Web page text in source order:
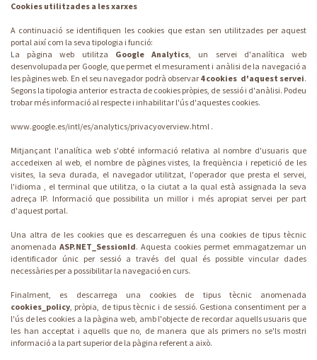
Cookies utilitzades a les xarxes
A continuació se identifiquen les cookies que estan sen utilitzades per aquest
portal així com la seva tipologia i funció:
La pàgina web utilitza Google Analytics, un servei d'analítica web
desenvolupada per Google, que permet el mesurament i anàlisi de la navegació a
les pàgines web. En el seu navegador podrà observar 4 cookies d'aquest servei.
Segons la tipologia anterior es tracta de cookies pròpies, de sessió i d'anàlisi. Podeu
trobar més informació al respecte i inhabilitar l'ús d'aquestes cookies.
www.google.es/intl/es/analytics/privacyoverview.html .
Mitjançant l'analítica web s'obté informació relativa al nombre d'usuaris que
accedeixen al web, el nombre de pàgines vistes, la freqüència i repetició de les
visites, la seva durada, el navegador utilitzat, l'operador que presta el servei,
l'idioma , el terminal que utilitza, o la ciutat a la qual està assignada la seva
adreça IP. Informació que possibilita un millor i més apropiat servei per part
d'aquest portal.
Una altra de les cookies que es descarreguen és una cookies de tipus tècnic
anomenada ASP.NET_SessionId. Aquesta cookies permet emmagatzemar un
identificador únic per sessió a través del qual és possible vincular dades
necessàries per a possibilitar la navegació en curs.
Finalment, es descarrega una cookies de tipus tècnic anomenada
cookies_policy, pròpia, de tipus tècnic i de sessió. Gestiona consentiment per a
l'ús de les cookies a la pàgina web, amb l'objecte de recordar aquells usuaris que
les han acceptat i aquells que no, de manera que als primers no se'ls mostri
informació a la part superior de la pàgina referent a això.